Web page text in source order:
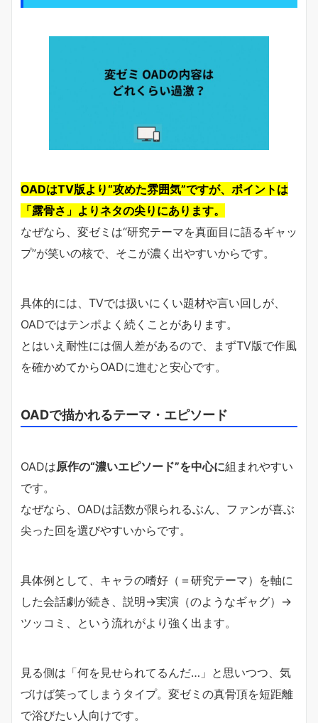
OADはTV版より“攻めた雰囲気”ですが、ポイントは
「露骨さ」よりネタの尖りにあります。
なぜなら、変ゼミは“研究テーマを真面目に語るギャッ
プ”が笑いの核で、そこが濃く出やすいからです。
具体的には、TVでは扱いにくい題材や言い回しが、
OADではテンポよく続くことがあります。
とはいえ耐性には個人差があるので、まずTV版で作風
を確かめてからOADに進むと安心です。
OADで描かれるテーマ・エピソード
OADは原作の“濃いエピソード”を中心に組まれやすい
です。
なぜなら、OADは話数が限られるぶん、ファンが喜ぶ
尖った回を選びやすいからです。
具体例として、キャラの嗜好（＝研究テーマ）を軸に
した会話劇が続き、説明→実演（のようなギャグ）→
ツッコミ、という流れがより強く出ます。
見る側は「何を見せられてるんだ…」と思いつつ、気
づけば笑ってしまうタイプ。変ゼミの真骨頂を短距離
で浴びたい人向けです。